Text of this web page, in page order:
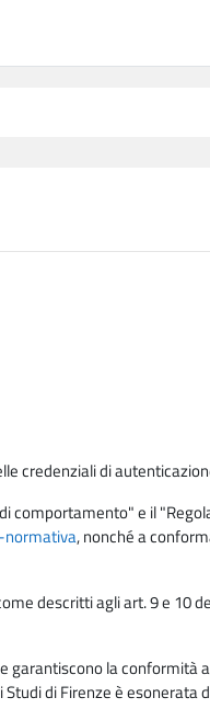
credenziali di
e il
, nonché a
descritti agli art. 9 e 10
la conformità
di Firenze è